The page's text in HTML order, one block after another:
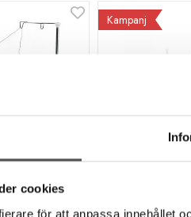
cookies
för att anpassa innehållet
Kampanj
Baby Lock